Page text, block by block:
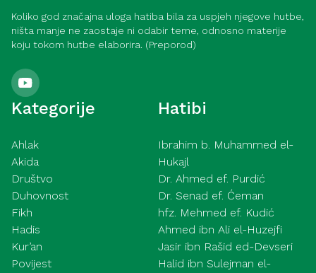
Koliko god značajna uloga hatiba bila za uspjeh njegove hutbe,
ništa manje ne zaostaje ni odabir teme, odnosno materije
koju tokom hutbe elaborira. (Preporod)
Kategorije
Ahlak
Akida
Društvo
Duhovnost
Fikh
Hadis
Kur’an
Povijest
Hatibi
Ibrahim b. Muhammed el-
Hukajl
Dr. Ahmed ef. Purdić
Dr. Senad ef. Ćeman
hfz. Mehmed ef. Kudić
Ahmed ibn Ali el-Huzejfi
Jasir ibn Rašid ed-Devseri
Halid ibn Sulejman el-